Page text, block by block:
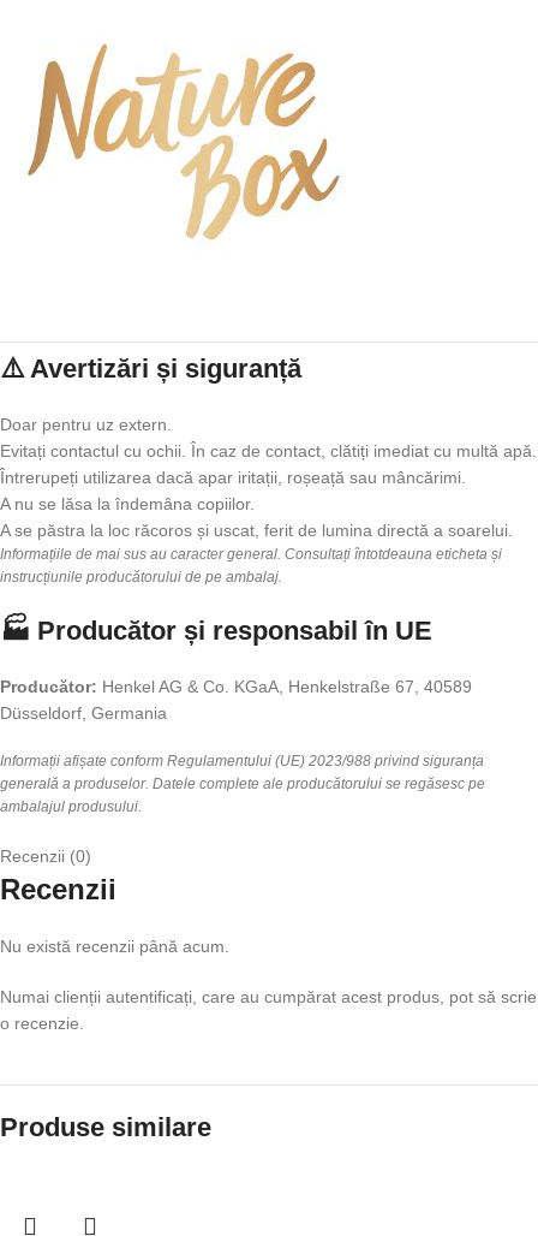
⚠️ Avertizări și siguranță
Doar pentru uz extern.
Evitați contactul cu ochii. În caz de contact, clătiți imediat cu multă apă.
Întrerupeți utilizarea dacă apar iritații, roșeață sau mâncărimi.
A nu se lăsa la îndemâna copiilor.
A se păstra la loc răcoros și uscat, ferit de lumina directă a soarelui.
Informațiile de mai sus au caracter general. Consultați întotdeauna eticheta și
instrucțiunile producătorului de pe ambalaj.
🏭 Producător și responsabil în UE
Producător: Henkel AG & Co. KGaA, Henkelstraße 67, 40589
Düsseldorf, Germania
Informații afișate conform Regulamentului (UE) 2023/988 privind siguranța
generală a produselor. Datele complete ale producătorului se regăsesc pe
ambalajul produsului.
Recenzii (0)
Recenzii
Nu există recenzii până acum.
Numai clienții autentificați, care au cumpărat acest produs, pot să scrie
o recenzie.
Produse similare